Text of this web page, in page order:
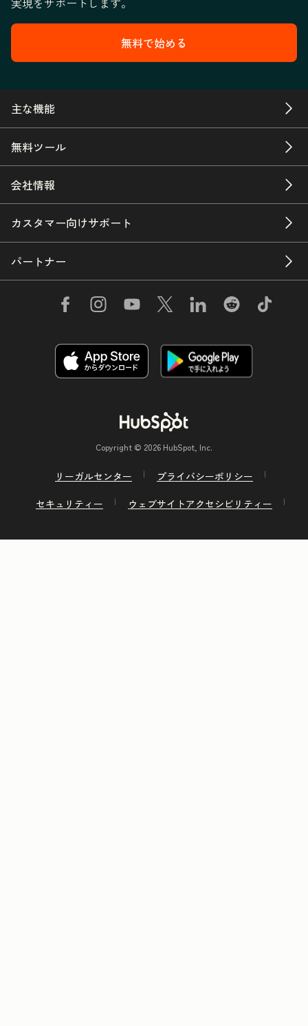
無料で始める
主な機能
無料ツール
会社情報
カスタマー向けサポート
パートナー
Copyright © 2026 HubSpot, Inc.
リーガルセンター
プライバシーポリシー
セキュリティー
ウェブサイトアクセシビリティー